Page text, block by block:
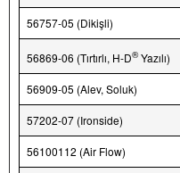
56757-05 (Dikişli)
56869-06 (Tırtırlı, H-D®Yazılı)
56909-05 (Alev, Soluk)
57202-07 (Ironside)
56100112 (Air Flow)